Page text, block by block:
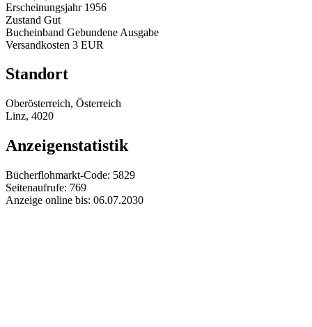
Erscheinungsjahr 1956
Zustand Gut
Bucheinband Gebundene Ausgabe
Versandkosten 3 EUR
Standort
Oberösterreich, Österreich
Linz, 4020
Anzeigenstatistik
Bücherflohmarkt-Code: 5829
Seitenaufrufe: 769
Anzeige online bis: 06.07.2030